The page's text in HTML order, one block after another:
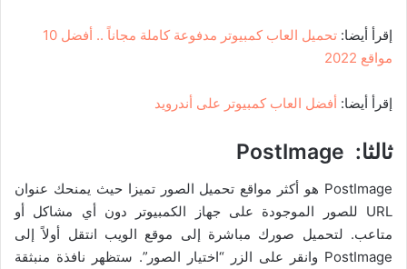
إقرأ أيضا:
تحميل العاب كمبيوتر مدفوعة كاملة مجاناً .. أفضل 10
مواقع 2022
إقرأ أيضا: أفضل العاب كمبيوتر على أندرويد
ثالثا:
PostImage هو أكثر مواقع تحميل الصور تميزا حيث يمنحك عنوان
URL للصور الموجودة على جهاز الكمبيوتر دون أي مشاكل أو
متاعب. لتحميل صورك مباشرة إلى موقع الويب انتقل أولاً إلى
PostImage وانقر على الزر “اختيار الصور”. ستظهر نافذة منبثقة